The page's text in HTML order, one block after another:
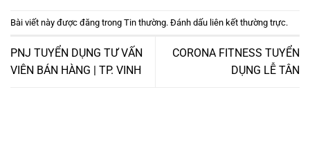
Bài viết này được đăng trong Tin thường. Đánh dấu liên kết thường trực.
PNJ TUYỂN DỤNG TƯ VẤN
VIÊN BÁN HÀNG | TP. VINH
CORONA FITNESS TUYỂN
DỤNG LỄ TÂN